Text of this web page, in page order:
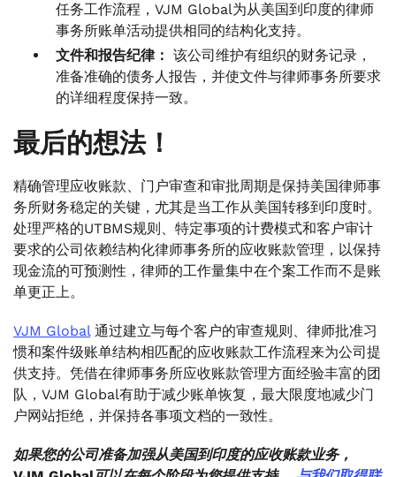
任务工作流程，VJM Global为从美国到印度的律师
事务所账单活动提供相同的结构化支持。
文件和报告纪律： 该公司维护有组织的财务记录，
准备准确的债务人报告，并使文件与律师事务所要求
的详细程度保持一致。
最后的想法！
精确管理应收账款、门户审查和审批周期是保持美国律师事
务所财务稳定的关键，尤其是当工作从美国转移到印度时。
处理严格的UTBMS规则、特定事项的计费模式和客户审计
要求的公司依赖结构化律师事务所的应收账款管理，以保持
现金流的可预测性，律师的工作量集中在个案工作而不是账
单更正上。
VJM Global通过建立与每个客户的审查规则、律师批准习
惯和案件级账单结构相匹配的应收账款工作流程来为公司提
供支持。凭借在律师事务所应收账款管理方面经验丰富的团
队，VJM Global有助于减少账单恢复，最大限度地减少门
户网站拒绝，并保持各事项文档的一致性。
如果您的公司准备加强从美国到印度的应收账款业务，